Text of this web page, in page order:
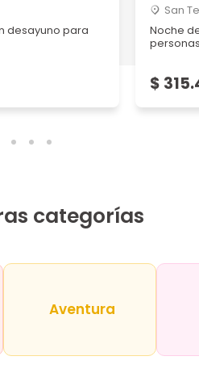
desayuno para
San
Noche
$
categorías
Aventura